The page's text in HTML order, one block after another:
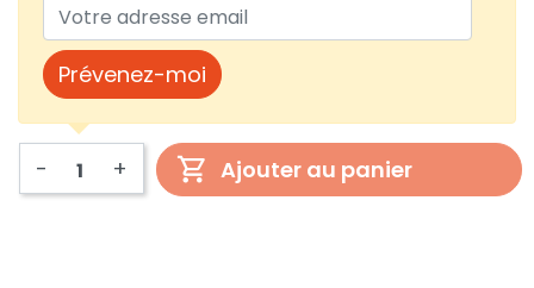
Prévenez-moi
- + Ajouter au panier